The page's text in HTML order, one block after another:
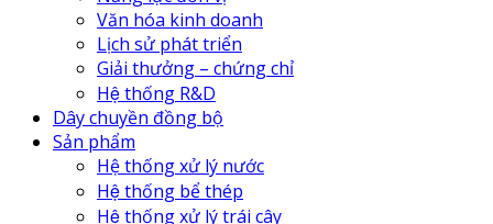
Văn hóa kinh doanh
Lịch sử phát triển
Giải thưởng – chứng chỉ
Hệ thống R&D
Dây chuyền đồng bộ
Sản phẩm
Hệ thống xử lý nước
Hệ thống bể thép
Hệ thống xử lý trái cây